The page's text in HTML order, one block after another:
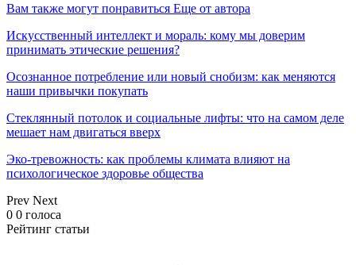
Вам также могут понравиться Еще от автора
Искусственный интеллект и мораль: кому мы доверим
принимать этические решения?
Осознанное потребление или новый снобизм: как меняются
наши привычки покупать
Стеклянный потолок и социальные лифты: что на самом деле
мешает нам двигаться вверх
Эко-тревожность: как проблемы климата влияют на
психологическое здоровье общества
Prev Next
0 0 голоса
Рейтинг статьи